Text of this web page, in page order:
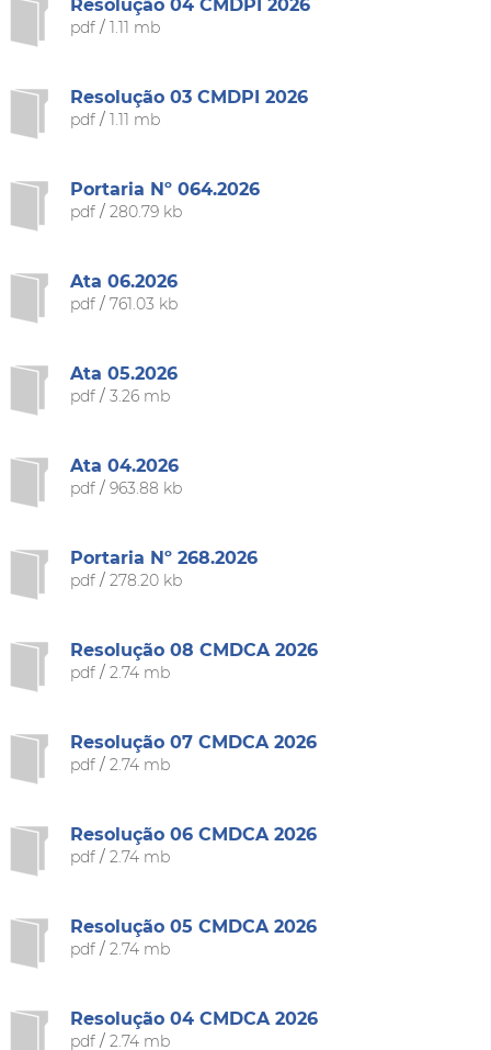
Resolução 04 CMDPI 2026
pdf/ 1.11 mb
Resolução 03 CMDPI 2026
pdf/ 1.11 mb
Portaria Nº 064.2026
pdf/ 280.79 kb
Ata 06.2026
pdf/ 761.03 kb
Ata 05.2026
pdf/ 3.26 mb
Ata 04.2026
pdf/ 963.88 kb
Portaria Nº 268.2026
pdf/ 278.20 kb
Resolução 08 CMDCA 2026
pdf/ 2.74 mb
Resolução 07 CMDCA 2026
pdf/ 2.74 mb
Resolução 06 CMDCA 2026
pdf/ 2.74 mb
Resolução 05 CMDCA 2026
pdf/ 2.74 mb
Resolução 04 CMDCA 2026
pdf/ 2.74 mb